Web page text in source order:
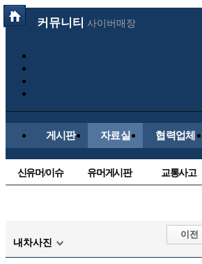
커뮤니티 사이버매장
게시판 자료실 협력업체
신유머/이슈 유머게시판 교통사고
자유사진
트럭/버스
내차사진
이전